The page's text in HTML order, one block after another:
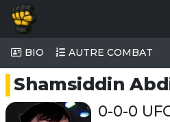
BIO AUTRE COMBAT
Shamsiddin
0-0-0